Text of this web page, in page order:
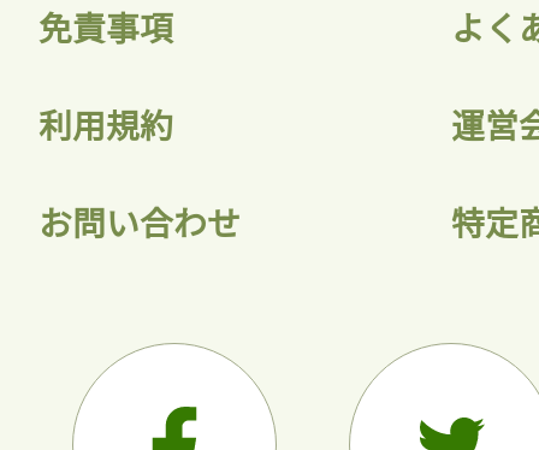
免責事項 よく
利用規約 運営
お問い合わせ 特定